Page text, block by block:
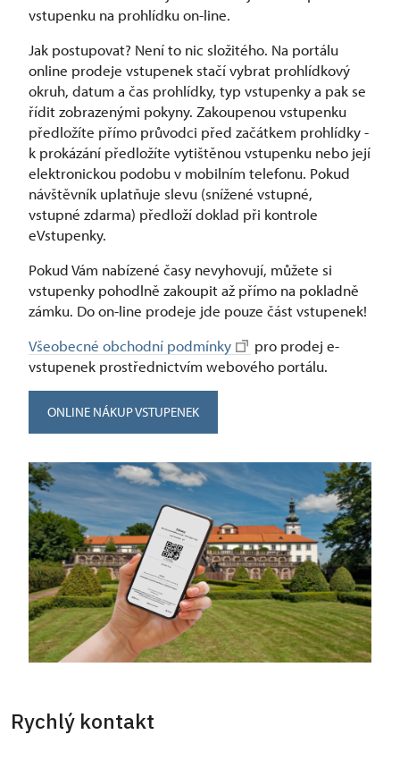
vstupenku na prohlídku on-line.
Jak postupovat? Není to nic složitého. Na portálu
online prodeje vstupenek stačí vybrat prohlídkový
okruh, datum a čas prohlídky, typ vstupenky a pak se
řídit zobrazenými pokyny. Zakoupenou vstupenku
předložíte přímo průvodci před začátkem prohlídky -
k prokázání předložíte vytištěnou vstupenku nebo její
elektronickou podobu v mobilním telefonu. Pokud
návštěvník uplatňuje slevu (snížené vstupné,
vstupné zdarma) předloží doklad při kontrole
eVstupenky.
Pokud Vám nabízené časy nevyhovují, můžete si
vstupenky pohodlně zakoupit až přímo na pokladně
zámku. Do on-line prodeje jde pouze část vstupenek!
Všeobecné obchodní podmínky
pro prodej e-
vstupenek prostřednictvím webového portálu.
ONLINE NÁKUP VSTUPENEK
Rychlý kontakt